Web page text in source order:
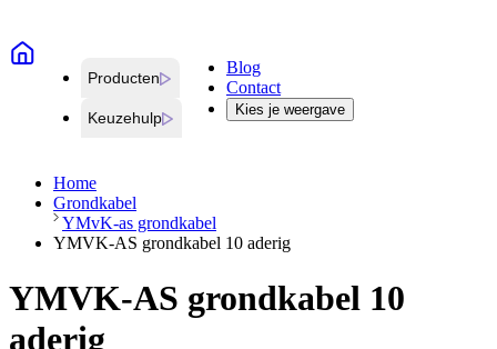
Producten
Keuzehulp
Blog
Contact
Kies je weergave
Home
Grondkabel
YMvK-as grondkabel
YMVK-AS grondkabel 10 aderig
YMVK-AS grondkabel 10
aderig